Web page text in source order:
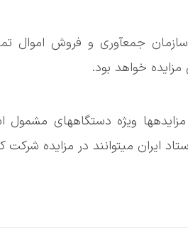
مزایده خواهد بود.
ویژه دستگاههای
ایران میتوانند در مزایده شرکت